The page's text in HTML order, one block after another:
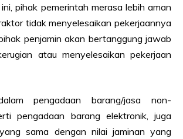
pihak pemerintah merasa lebih aman
tidak menyelesaikan pekerjaannya
penjamin akan bertanggung jawab
atau menyelesaikan pekerjaan
pengadaan barang/jasa non-
pengadaan barang elektronik, juga
sama dengan nilai jaminan yang